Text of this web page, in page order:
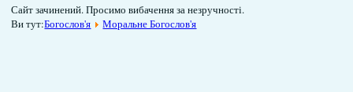
Сайт зачинений. Просимо вибачення за незручності.
Ви тут:Богослов'я Моральне Богослов'я